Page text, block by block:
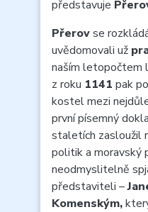
představuje
Přerovse
uvědomovali už
naším letopočtem
z roku 1141 pak
kostel mezi
první písemný
staletích zasloužil
politik a moravský
neodmyslitelně
představiteli –
Komenským,